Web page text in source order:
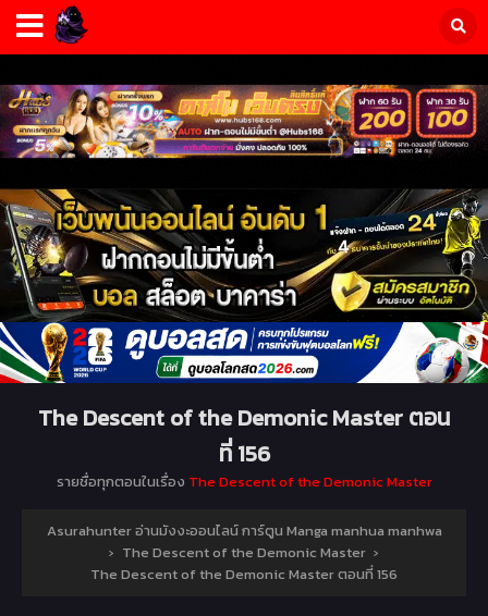
The Descent of the Demonic Master ตอน
ที่ 156
รายชื่อทุกตอนในเรื่อง The Descent of the Demonic Master
Asurahunter อ่านมังงะออนไลน์ การ์ตูน Manga manhua manhwa
› The Descent of the Demonic Master ›
The Descent of the Demonic Master ตอนที่ 156